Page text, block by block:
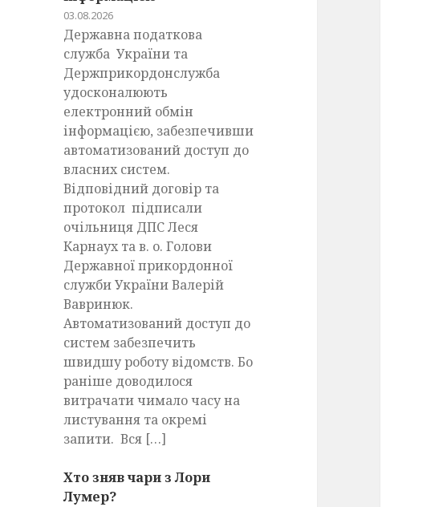
03.08.2026
Державна податкова
служба України та
Держприкордонслужба
удосконалюють
електронний обмін
інформацією, забезпечивши
автоматизований доступ до
власних систем.
Відповідний договір та
протокол підписали
очільниця ДПС Леся
Карнаух та в. о. Голови
Державної прикордонної
служби України Валерій
Вавринюк.
Автоматизований доступ до
систем забезпечить
швидшу роботу відомств. Бо
раніше доводилося
витрачати чимало часу на
листування та окремі
запити. Вся […]
Хто зняв чари з Лори
Лумер?